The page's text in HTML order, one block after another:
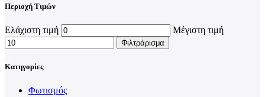
Περιοχή Τιμών
Ελάχιστη τιμή Μέγιστη τιμή
Φιλτράρισμα
Κατηγορίες
Φωτισμός